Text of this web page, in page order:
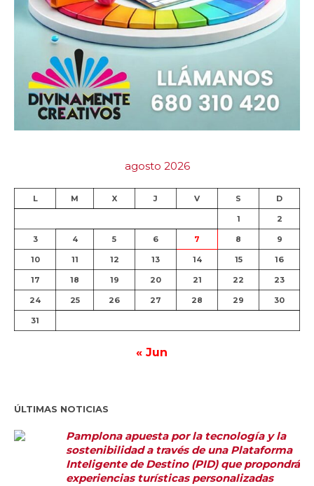
agosto 2026
L M X J V S D
1 2
3 4 5 6 7 8 9
10 11 12 13 14 15 16
17 18 19 20 21 22 23
24 25 26 27 28 29 30
31
« Jun
ÚLTIMAS NOTICIAS
Pamplona apuesta por la tecnología y la
sostenibilidad a través de una Plataforma
Inteligente de Destino (PID) que propondrá
experiencias turísticas personalizadas